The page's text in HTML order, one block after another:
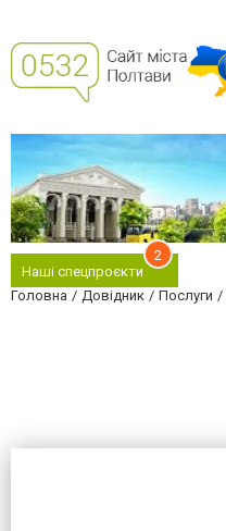
Наші спецпроєкти
2
Головна Довідник Послуги